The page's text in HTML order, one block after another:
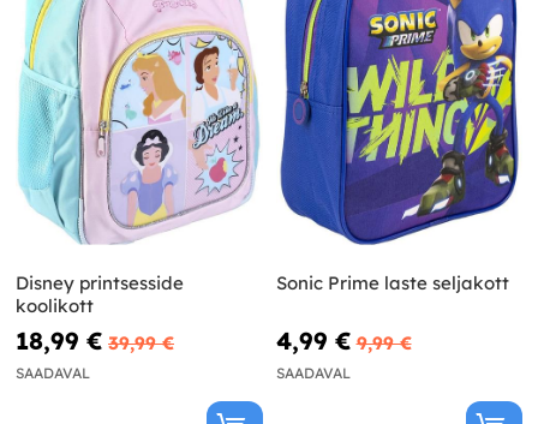
Disney printsesside
koolikott
18,99 € 39,99 €
SAADAVAL
Sonic Prime laste seljakott
4,99 € 9,99 €
SAADAVAL